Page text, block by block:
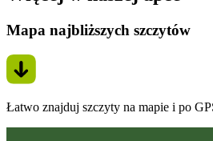
Mapa najbliższych szczytów
Łatwo znajduj szczyty na mapie i po